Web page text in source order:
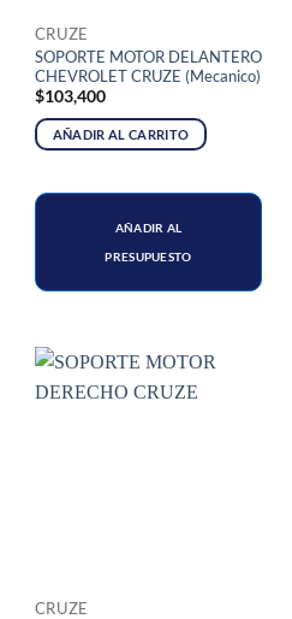
CRUZE
SOPORTE MOTOR DELANTERO
CHEVROLET CRUZE (Mecanico)
$103,400
AÑADIR AL CARRITO
AÑADIR AL
PRESUPUESTO
CRUZE